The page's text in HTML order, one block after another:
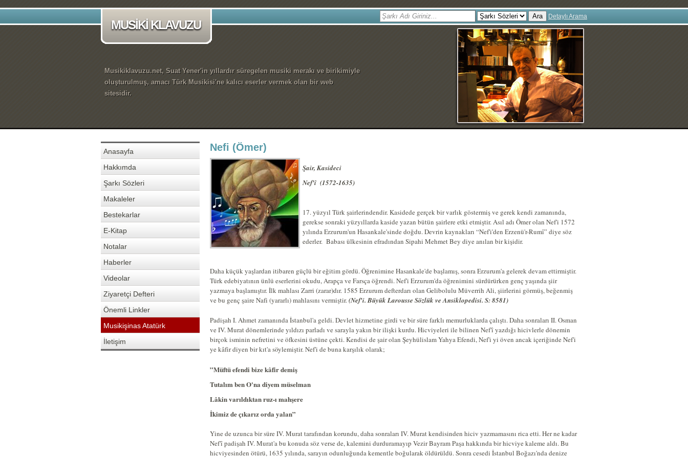
MUSİKİ KLAVUZU
Ara Detaylı Arama
Musikiklavuzu.net, Suat Yener'in yıllardır süregelen musiki merakı ve birikimiyle
oluşturulmuş, amacı Türk Musikisi'ne kalıcı eserler vermek olan bir web
sitesidir.
Anasayfa
Hakkımda
Şarkı Sözleri
Makaleler
Bestekarlar
E-Kitap
Notalar
Haberler
Videolar
Ziyaretçi Defteri
Önemli Linkler
Musikişinas Atatürk
İletişim
Nefi (Ömer)
Şair, Kasideci
Nef'î (1572-1635)
17. yüzyıl Türk şairlerindendir. Kasidede gerçek bir varlık göstermiş ve gerek kendi zamanında,
gerekse sonraki yüzyıllarda kaside yazan bütün şairlere etki etmiştir. Asıl adı Ömer olan Nef'i 1572
yılında Erzurum'un Hasankale'sinde doğdu. Devrin kaynakları “Nef'i'den Erzenü'r-Rumî” diye söz
ederler. Babası ülkesinin efradından Sipahi Mehmet Bey diye anılan bir kişidir.
Daha küçük yaşlardan itibaren güçlü bir eğitim gördü. Öğrenimine Hasankale'de başlamış, sonra Erzurum'a gelerek devam ettirmiştir.
Türk edebiyatının ünlü eserlerini okudu, Arapça ve Farsça öğrendi. Nef'i Erzurum'da öğrenimini sürdürürken genç yaşında şiir
yazmaya başlamıştır. İlk mahlası Zarri (zarar)dır. 1585 Erzurum defterdarı olan Gelibolulu Müverrih Ali, şiirlerini görmüş, beğenmiş
ve bu genç şaire Nafi (yararlı) mahlasını vermiştir.(Nef'i. Büyük Larousse Sözlük ve Ansiklopedisi. S: 8581)
Padişah I. Ahmet zamanında İstanbul'a geldi. Devlet hizmetine girdi ve bir süre farklı memurluklarda çalıştı. Daha sonraları II. Osman
ve IV. Murat dönemlerinde yıldızı parladı ve sarayla yakın bir ilişki kurdu. Hicviyeleri ile bilinen Nef'î yazdığı hicivlerle dönemin
birçok isminin nefretini ve öfkesini üstüne çekti. Kendisi de şair olan Şeyhülislam Yahya Efendi, Nef'i yi öven ancak içeriğinde Nef'i
ye kâfir diyen bir kıt'a söylemiştir. Nef'i de buna karşılık olarak;
”Müftü efendi bize kâfir demiş
Tutalım ben O'na diyem müselman
Lâkin varıldıktan ruz-ı mahşere
İkimiz de çıkarız orda yalan”
Yine de uzunca bir süre IV. Murat tarafından korundu, daha sonraları IV. Murat kendisinden hiciv yazmamasını rica etti. Her ne kadar
Nef'î padişah IV. Murat'a bu konuda söz verse de, kalemini durduramayıp Vezir Bayram Paşa hakkında bir hicviye kaleme aldı. Bu
hicviyesinden ötürü, 1635 yılında, sarayın odunluğunda kementle boğularak öldürüldü. Sonra cesedi İstanbul Boğazı'nda denize